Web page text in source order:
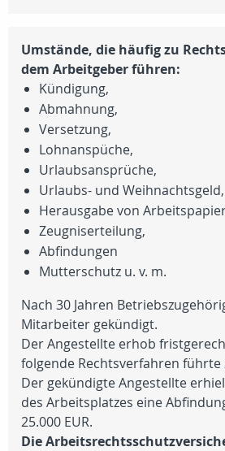
Umstände, die häufig zu
dem Arbeitgeber führen:
Kündigung,
Abmahnung,
Versetzung,
Lohnanspüche,
Urlaubsansprüche,
Urlaubs- und Weihnachtsgeld,
Herausgabe von
Zeugniserteilung,
Abfindungen
Mutterschutz u. v. m.
Nach 30 Jahren
Mitarbeiter gekündigt.
Der Angestellte erhob
folgende Rechtsverfahren führte
Der gekündigte Angestellte
des Arbeitsplatzes eine
25.000 EUR.
Die